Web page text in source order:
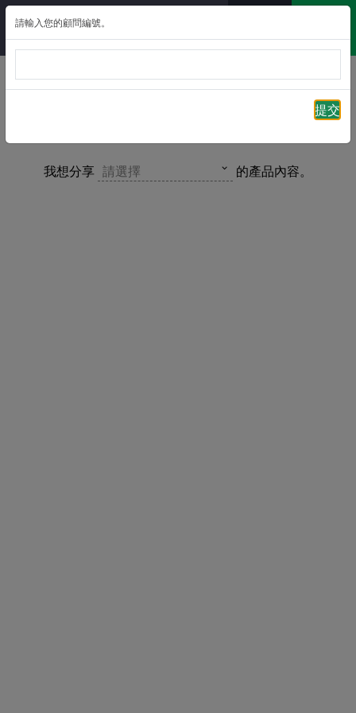
返回
我想分享 請選擇 的產品內容。
請輸入您的顧問編號。
提交